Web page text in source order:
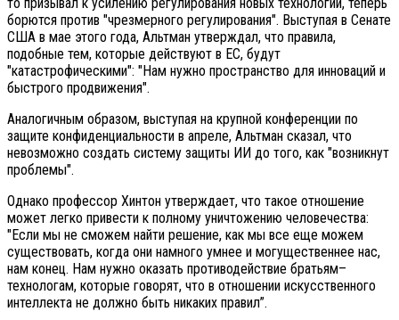
борются против "чрезмерного регулирования". Выступая в Сенате
США в мае этого года, Альтман утверждал, что правила,
подобные тем, которые действуют в ЕС, будут
"катастрофическими": "Нам нужно пространство для инноваций и
быстрого продвижения".
Аналогичным образом, выступая на крупной конференции по
защите конфиденциальности в апреле, Альтман сказал, что
невозможно создать систему защиты ИИ до того, как "возникнут
проблемы".
Однако профессор Хинтон утверждает, что такое отношение
может легко привести к полному уничтожению человечества:
"Если мы не сможем найти решение, как мы все еще можем
существовать, когда они намного умнее и могущественнее нас,
нам конец. Нам нужно оказать противодействие братьям–
технологам, которые говорят, что в отношении искусственного
интеллекта не должно быть никаких правил”.